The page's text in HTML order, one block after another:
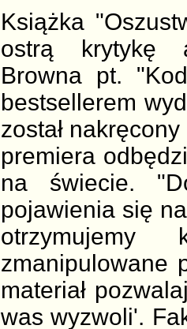
Książka
ostrą krytykę
Browna pt.
bestsellerem
został
premiera
na świecie.
pojawienia się
otrzymujemy
zmanipulowane
materiał
was wyzwoli'.